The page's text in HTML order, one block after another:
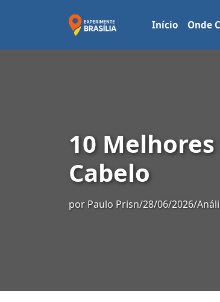
Início Onde
10
Cabelo
por Paulo Prisn/28/06/2026/